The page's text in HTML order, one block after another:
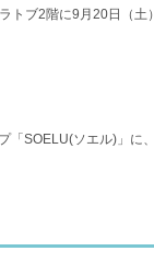
トブ2階に9月20日（土）
「SOELU(ソエル)」に、